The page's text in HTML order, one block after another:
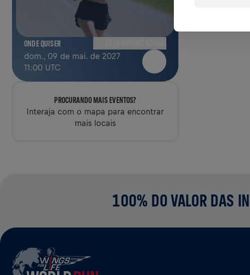
ONDE QUISER
dom., 09 de mai. de 2027
11:00 UTC
PROCURANDO MAIS EVENTOS?
Interaja com o mapa para encontrar
mais locais
100% DO VALOR DAS